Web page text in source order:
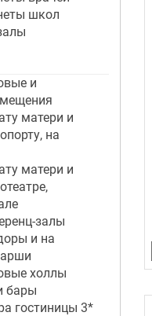
школ
и
матери и
на
матери и
залы
и на
холлы
бары
гостиницы 3*